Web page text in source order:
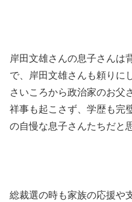
岸田文雄さんの息子さんは
で、岸田文雄さんも頼りに
さいころから政治家のお父
祥事も起こさず、学歴も完
の自慢な息子さんたちだと
総裁選の時も家族の応援や